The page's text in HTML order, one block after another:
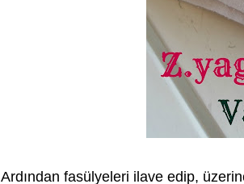
Ardından fasülyeleri ilave edip,